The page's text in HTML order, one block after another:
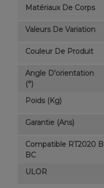
Matériaux De Corps
Valeurs De Variation
Couleur De Produit
Angle D'orientation
(°)
Poids (kg)
Garantie (ans)
Compatible RT2020 B
BC
ULOR